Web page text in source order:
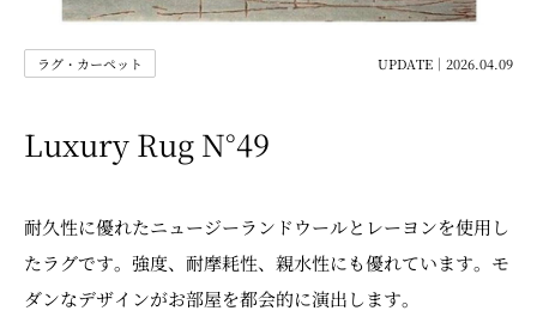
ラグ・カーペット UPDATE｜2026.04.09
Luxury Rug N°49
耐久性に優れたニュージーランドウールとレーヨンを使用し
たラグです。強度、耐摩耗性、親水性にも優れています。モ
ダンなデザインがお部屋を都会的に演出します。